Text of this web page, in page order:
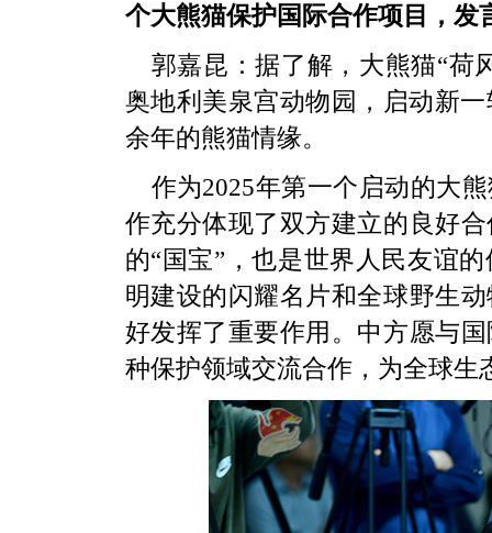
个大熊猫保护国际合作项目，发
郭嘉昆：据了解，大熊猫“荷
奥地利美泉宫动物园，启动新
余年的熊猫情缘。
作为2025年第一个启动的大
作充分体现了双方建立的良好
的“国宝”，也是世界人民友谊
明建设的闪耀名片和全球野生
好发挥了重要作用。中方愿与
种保护领域交流合作，为全球生